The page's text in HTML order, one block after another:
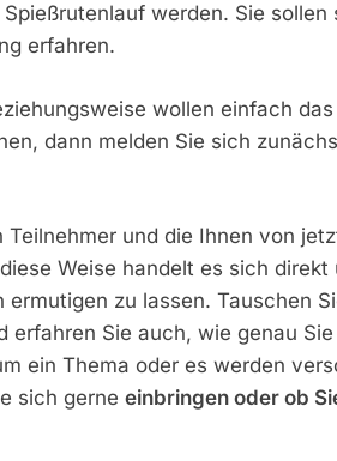
werden. Sie sollen
erfahren.
wollen einfach
dann melden Sie sich
und die Ihnen von
Weise handelt es sich direkt
zu lassen. Tauschen
Sie auch, wie genau
ein Thema oder es werden
sich gerne einbringen oder ob